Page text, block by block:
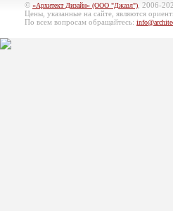
© «Архитект Дизайн» (ООО "Джазл") , 2006-
Цены, указанные на сайте, являются
По всем вопросам обращайтесь: